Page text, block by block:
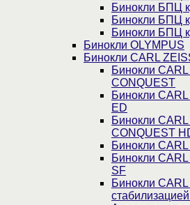
Бинокли БПЦ
Бинокли БПЦ
Бинокли БПЦ
Бинокли OLYMPUS
Бинокли CARL
Бинокли
CONQUEST
Бинокли
ED
Бинокли
CONQUEST
Бинокли
Бинокли
SF
Бинокли